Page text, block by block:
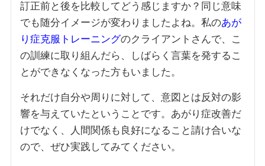
訂正前と後を比較してどう感じますか？同じ意味
でも随分イメージが変わりましたよね。私のあが
り症克服トレーニングのクライアントさんで、こ
の訓練に取り組んだら、しばらく言葉を発するこ
とができなくなった方もいました。
それだけ自分や周りに対して、意図とは反対の影
響を与えていたということです。あがり症改善だ
けでなく、人間関係も良好になること請け合いな
ので、ぜひ実践してみてください。